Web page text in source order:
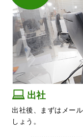
出社
出社後、まずはメー
しょう。